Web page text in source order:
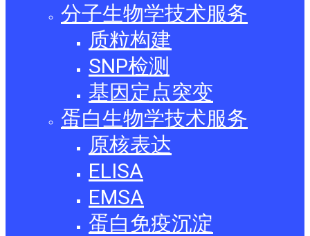
分子生物学技术服务
质粒构建
SNP检测
基因定点突变
蛋白生物学技术服务
原核表达
ELISA
EMSA
蛋白免疫沉淀